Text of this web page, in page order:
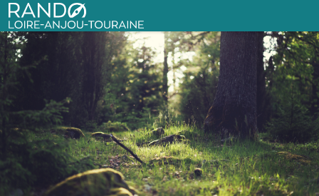
Rando Loire-Anjou-Touraine
Vallées et Plateaux